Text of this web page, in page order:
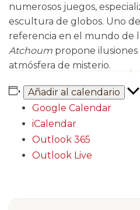
numerosos juegos,
escultura de globos. Uno
referencia en el mundo de
Atchoum propone
atmósfera de misterio.
Añadir al calendario
Google Calendar
iCalendar
Outlook 365
Outlook Live